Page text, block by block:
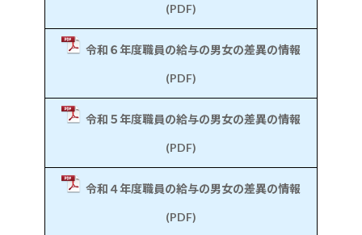
(PDF)
令和６年度職員の給与の男女の差異の情報
(PDF)
令和５年度職員の給与の男女の差異の情報
(PDF)
令和４年度職員の給与の男女の差異の情報
(PDF)